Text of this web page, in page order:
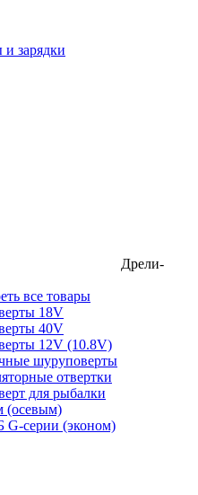
зарядки
Дрели-
все товары
18V
40V
12V (10.8V)
шуруповерты
отвертки
для рыбалки
(осевым)
серии (эконом)